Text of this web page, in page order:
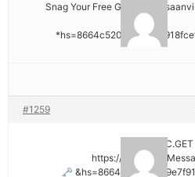
* * * Snag Your Free Gift: https://
#1259
🗝 + 1.421654
https://graph.org/